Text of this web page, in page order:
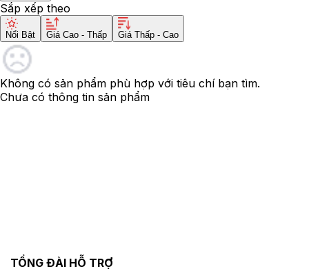
Sắp xếp theo
Nổi Bật Giá Cao - Thấp Giá Thấp - Cao
Không có sản phẩm phù hợp với tiêu chí bạn tìm.
Chưa có thông tin sản phẩm
TỔNG ĐÀI HỖ TRỢ